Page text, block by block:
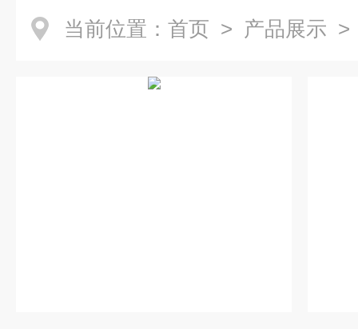
当前位置： 首页 > 产品展示